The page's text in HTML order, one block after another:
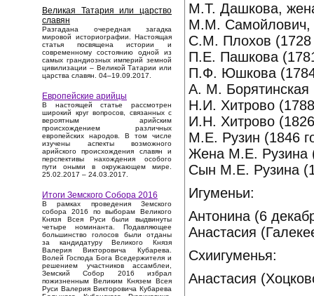
Великая Татария или царство
славян
Разгадана очередная загадка
мировой историографии. Настоящая
статья посвящена истории и
современному состоянию одной из
самых грандиозных империй земной
цивилизации – Великой Татарии или
царства славян. 04–19.09.2017.
Европейские арийцы
В настоящей статье рассмотрен
широкий круг вопросов, связанных с
вероятным арийским
происхождением различных
европейских народов. В том числе
изучены аспекты возможного
арийского происхождения славян и
перспективы нахождения особого
пути оными в окружающем мире.
25.02.2017 – 24.03.2017.
Итоги Земского Собора 2016
В рамках проведения Земского
собора 2016 по выборам Великого
Князя Всея Руси были выдвинуты
четыре номинанта. Подавляющее
большинство голосов были отданы
за кандидатуру Великого Князя
Валерия Викторовича Кубарева.
Волей Господа Бога Вседержителя и
решением участников ассамблеи,
Земский Собор 2016 избрал
пожизненным Великим Князем Всея
Руси Валерия Викторовича Кубарева
М.Т. Дашкова,
М.М. Самойлович,
С.М. Плохов (1728
П.Е. Пашкова
П.Ф. Юшкова
А. М. Борятинская
Н.И. Хитрово
И.Н. Хитрово
М.Е. Рузин (1846
Жена М.Е. Рузина
Сын М.Е. Рузина
Игуменьи:
Антонина (6
Анастасия
Схиигуменья:
Анастасия